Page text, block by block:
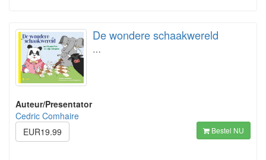
De wondere schaakwereld
…
Auteur/Presentator
Cedric Comhaire
EUR19.99
Bestel NU